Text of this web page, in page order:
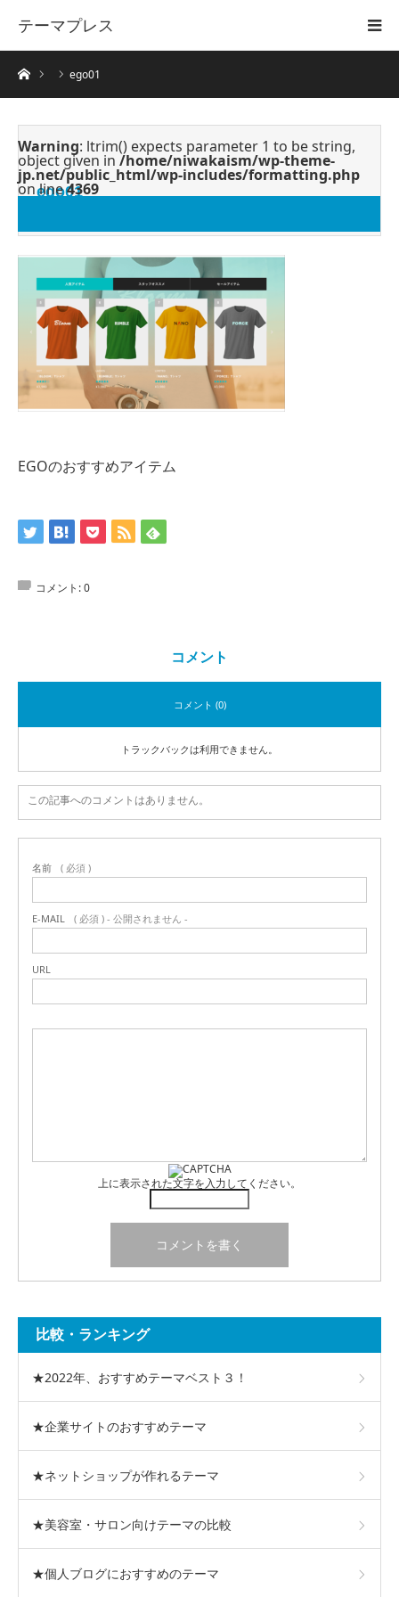
テーマプレス
ホーム ego01
Warning: ltrim() expects parameter 1 to be string,
object given in /home/niwakaism/wp-theme-
jp.net/public_html/wp-includes/formatting.php
on line4369
ego01
EGOのおすすめアイテム
コメント:0
コメント
コメント (0)
トラックバックは利用できません。
この記事へのコメントはありません。
名前 ( 必須 )
E-MAIL ( 必須 ) - 公開されません -
URL
上に表示された文字を入力してください。
比較・ランキング
★2022年、おすすめテーマベスト３！
★企業サイトのおすすめテーマ
★ネットショップが作れるテーマ
★美容室・サロン向けテーマの比較
★個人ブログにおすすめのテーマ